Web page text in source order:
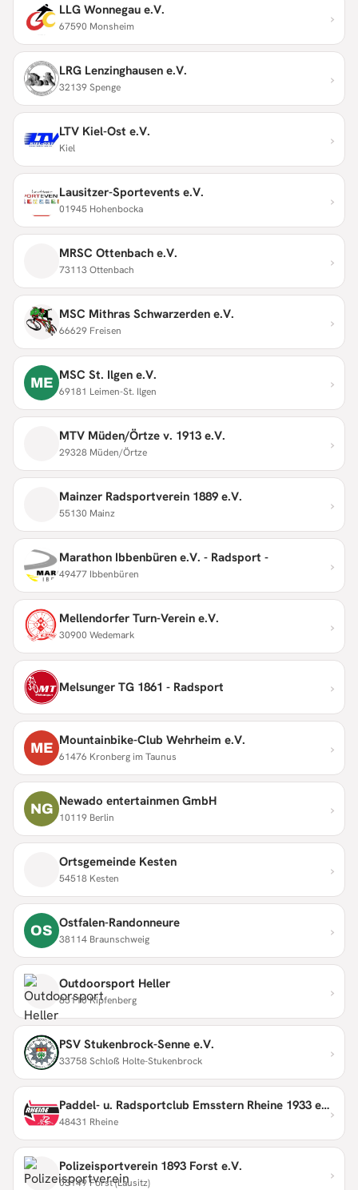
LLG Wonnegau e.V.
67590 Monsheim ›
LRG Lenzinghausen e.V.
32139 Spenge ›
LTV Kiel-Ost e.V.
Kiel ›
Lausitzer-Sportevents e.V.
01945 Hohenbocka ›
MRSC Ottenbach e.V.
73113 Ottenbach ›
MSC Mithras Schwarzerden e.V.
66629 Freisen ›
ME MSC St. Ilgen e.V.
69181 Leimen-St. Ilgen ›
MTV Müden/Örtze v. 1913 e.V.
29328 Müden/Örtze ›
Mainzer Radsportverein 1889 e.V.
55130 Mainz ›
Marathon Ibbenbüren e.V. - Radsport -
49477 Ibbenbüren ›
Mellendorfer Turn-Verein e.V.
30900 Wedemark ›
Melsunger TG 1861 - Radsport ›
ME Mountainbike-Club Wehrheim e.V.
61476 Kronberg im Taunus ›
NG Newado entertainmen GmbH
10119 Berlin ›
Ortsgemeinde Kesten
54518 Kesten ›
OS Ostfalen-Randonneure
38114 Braunschweig ›
Outdoorsport Heller
85110 Kipfenberg ›
PSV Stukenbrock-Senne e.V.
33758 Schloß Holte-Stukenbrock ›
Paddel- u. Radsportclub Emsstern Rheine 1933 e.V.
48431 Rheine ›
Polizeisportverein 1893 Forst e.V.
03149 Forst (Lausitz) ›